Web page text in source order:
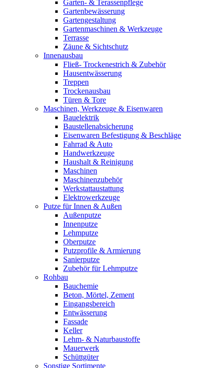
Garten- & Terassenpflege
Gartenbewässerung
Gartengestaltung
Gartenmaschinen & Werkzeuge
Terrasse
Zäune & Sichtschutz
Innenausbau
Fließ- Trockenestrich & Zubehör
Hausentwässerung
Treppen
Trockenausbau
Türen & Tore
Maschinen, Werkzeuge & Eisenwaren
Bauelektrik
Baustellenabsicherung
Eisenwaren Befestigung & Beschläge
Fahrrad & Auto
Handwerkzeuge
Haushalt & Reinigung
Maschinen
Maschinenzubehör
Werkstattaustattung
Elektrowerkzeuge
Putze für Innen & Außen
Außenputze
Innenputze
Lehmputze
Oberputze
Putzprofile & Armierung
Sanierputze
Zubehör für Lehmputze
Rohbau
Bauchemie
Beton, Mörtel, Zement
Eingangsbereich
Entwässerung
Fassade
Keller
Lehm- & Naturbaustoffe
Mauerwerk
Schüttgüter
Sonstige Sortimente